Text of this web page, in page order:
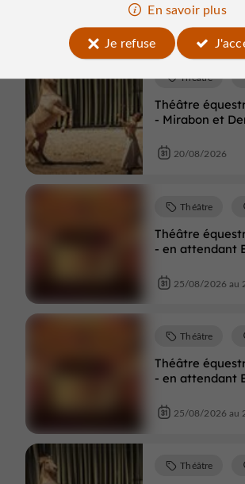
Théâtre
- Mirabon et
Théâtre
20/08/2026
Théâtre
- en attendant
Théâtre
25/08/2026 au
Théâtre
- en attendant
Théâtre
25/08/2026 au
Théâtre
En savoir plus
Je refuse